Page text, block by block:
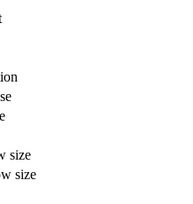
size
size